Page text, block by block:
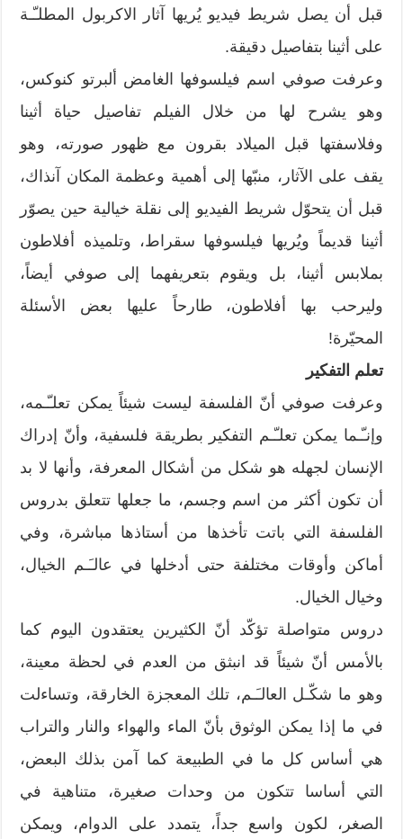
قبل أن يصل شريط فيديو يُريها آثار الاكربول المطلـّـة
على أثينا بتفاصيل دقيقة.
وعرفت صوفي اسم فيلسوفها الغامض ألبرتو كنوكس،
وهو يشرح لها من خلال الفيلم تفاصيل حياة أثينا
وفلاسفتها قبل الميلاد بقرون مع ظهور صورته، وهو
يقف على الآثار، منبّها إلى أهمية وعظمة المكان آنذاك،
قبل أن يتحوّل شريط الفيديو إلى نقلة خيالية حين يصوّر
أثينا قديماً ويُريها فيلسوفها سقراط، وتلميذه أفلاطون
بملابس أثينا، بل ويقوم بتعريفهما إلى صوفي أيضاً،
وليرحب بها أفلاطون، طارحاً عليها بعض الأسئلة
المحيّرة!
تعلم التفكير
وعرفت صوفي أنّ الفلسفة ليست شيئاً يمكن تعلـّـمه،
وإنـّـما يمكن تعلـّـم التفكير بطريقة فلسفية، وأنّ إدراك
الإنسان لجهله هو شكل من أشكال المعرفة، وأنها لا بد
أن تكون أكثر من اسم وجسم، ما جعلها تتعلق بدروس
الفلسفة التي باتت تأخذها من أستاذها مباشرة، وفي
أماكن وأوقات مختلفة حتى أدخلها في عالـَـم الخيال،
وخيال الخيال.
دروس متواصلة تؤكّد أنّ الكثيرين يعتقدون اليوم كما
بالأمس أنّ شيئاً قد انبثق من العدم في لحظة معينة،
وهو ما شكّـل العالـَـم، تلك المعجزة الخارقة، وتساءلت
في ما إذا يمكن الوثوق بأنّ الماء والهواء والنار والتراب
هي أساس كل ما في الطبيعة كما آمن بذلك البعض،
التي أساسا تتكون من وحدات صغيرة، متناهية في
الصغر، لكون واسع جداً، يتمدد على الدوام، ويمكن